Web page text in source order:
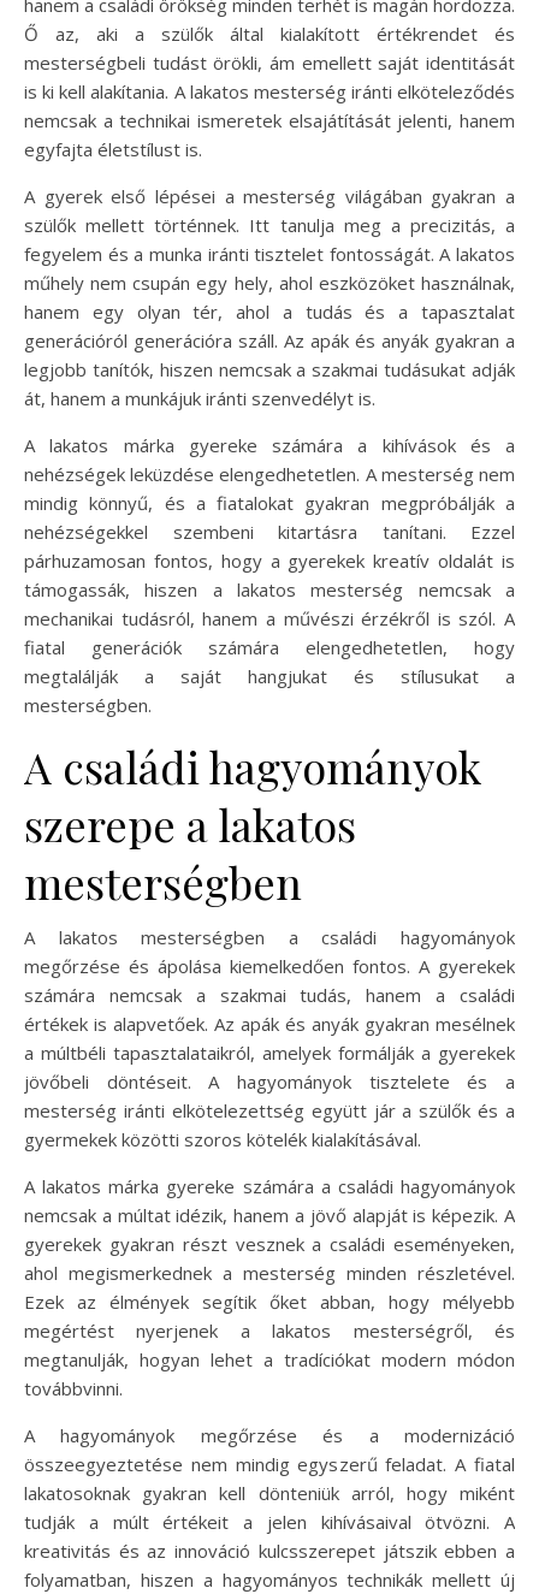
hanem a családi örökség minden terhét is magán hordozza.
Ő az, aki a szülők által kialakított értékrendet és
mesterségbeli tudást örökli, ám emellett saját identitását
is ki kell alakítania. A lakatos mesterség iránti elköteleződés
nemcsak a technikai ismeretek elsajátítását jelenti, hanem
egyfajta életstílust is.
A gyerek első lépései a mesterség világában gyakran a
szülők mellett történnek. Itt tanulja meg a precizitás, a
fegyelem és a munka iránti tisztelet fontosságát. A lakatos
műhely nem csupán egy hely, ahol eszközöket használnak,
hanem egy olyan tér, ahol a tudás és a tapasztalat
generációról generációra száll. Az apák és anyák gyakran a
legjobb tanítók, hiszen nemcsak a szakmai tudásukat adják
át, hanem a munkájuk iránti szenvedélyt is.
A lakatos márka gyereke számára a kihívások és a
nehézségek leküzdése elengedhetetlen. A mesterség nem
mindig könnyű, és a fiatalokat gyakran megpróbálják a
nehézségekkel szembeni kitartásra tanítani. Ezzel
párhuzamosan fontos, hogy a gyerekek kreatív oldalát is
támogassák, hiszen a lakatos mesterség nemcsak a
mechanikai tudásról, hanem a művészi érzékről is szól. A
fiatal generációk számára elengedhetetlen, hogy
megtalálják a saját hangjukat és stílusukat a
mesterségben.
A családi hagyományok
szerepe a lakatos
mesterségben
A lakatos mesterségben a családi hagyományok
megőrzése és ápolása kiemelkedően fontos. A gyerekek
számára nemcsak a szakmai tudás, hanem a családi
értékek is alapvetőek. Az apák és anyák gyakran mesélnek
a múltbéli tapasztalataikról, amelyek formálják a gyerekek
jövőbeli döntéseit. A hagyományok tisztelete és a
mesterség iránti elkötelezettség együtt jár a szülők és a
gyermekek közötti szoros kötelék kialakításával.
A lakatos márka gyereke számára a családi hagyományok
nemcsak a múltat idézik, hanem a jövő alapját is képezik. A
gyerekek gyakran részt vesznek a családi eseményeken,
ahol megismerkednek a mesterség minden részletével.
Ezek az élmények segítik őket abban, hogy mélyebb
megértést nyerjenek a lakatos mesterségről, és
megtanulják, hogyan lehet a tradíciókat modern módon
továbbvinni.
A hagyományok megőrzése és a modernizáció
összeegyeztetése nem mindig egyszerű feladat. A fiatal
lakatosoknak gyakran kell dönteniük arról, hogy miként
tudják a múlt értékeit a jelen kihívásaival ötvözni. A
kreativitás és az innováció kulcsszerepet játszik ebben a
folyamatban, hiszen a hagyományos technikák mellett új